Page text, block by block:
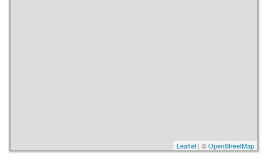
Leaflet | ©OpenStreetMap